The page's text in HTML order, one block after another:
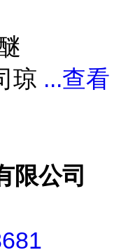
琼 ...查看
限公司